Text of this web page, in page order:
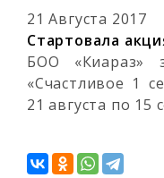
21 Августа 2017
Стартовала
БОО «Киараз»
«Счастливое 1
21 августа по 15